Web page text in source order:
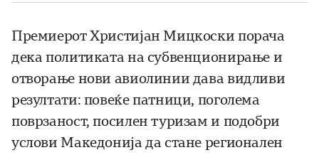
Премиерот Христијан Мицкоски порача
дека политиката на субвенционирање и
отворање нови авиолинии дава видливи
резултати: повеќе патници, поголема
поврзаност, посилен туризам и подобри
услови Македонија да стане регионален